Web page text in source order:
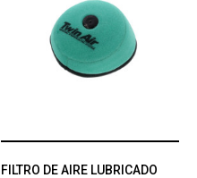
FILTRO DE AIRE LUBRICADO